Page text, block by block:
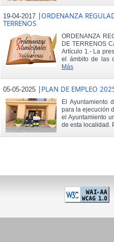
19-04-2017 |ORDENANZA
TERRENOS
ORDENANZA
DE TERRENOS
Artículo 1.- La
el ámbito de las
Más
05-05-2025 |PLAN DE EMPLEO
El Ayuntamiento
para la ejecución
el Ayuntamiento
de esta localidad.